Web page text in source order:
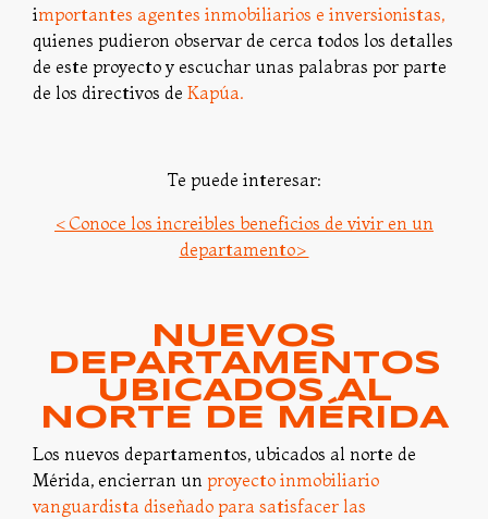
importantes agentes inmobiliarios e inversionistas,
quienes pudieron observar de cerca todos los detalles
de este proyecto y escuchar unas palabras por parte
de los directivos de Kapúa.
Te puede interesar:
<Conoce los increibles beneficios de vivir en un
departamento>
NUEVOS
DEPARTAMENTOS
UBICADOS AL
NORTE DE MÉRIDA
Los nuevos departamentos, ubicados al norte de
Mérida, encierran un proyecto inmobiliario
vanguardista diseñado para satisfacer las